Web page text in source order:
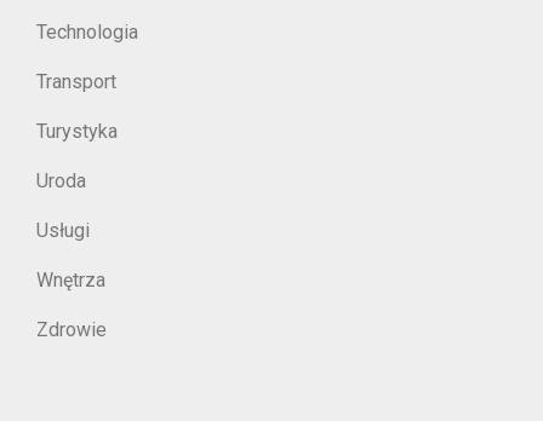
Technologia
Transport
Turystyka
Uroda
Usługi
Wnętrza
Zdrowie